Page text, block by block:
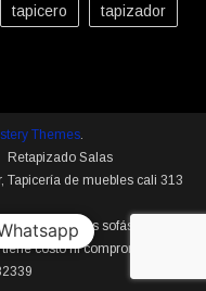
tapicero tapizador
Themes
Retapizado Salas
Tapicería de muebles cali 313
Retapizados sofás
costo ni compromiso